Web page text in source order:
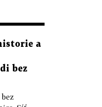
a
bez